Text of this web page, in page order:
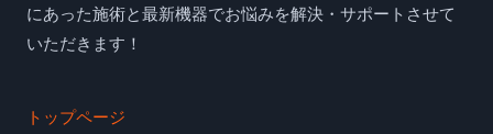
にあった施術と最新機器でお悩みを解決・サポートさせて
いただきます！
トップページ